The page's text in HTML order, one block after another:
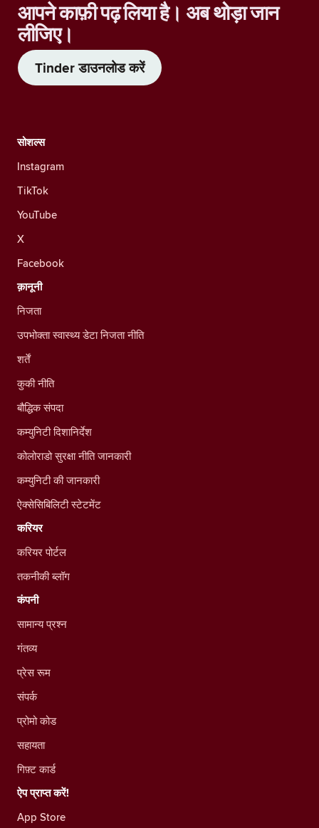
आपने काफ़ी पढ़ लिया है। अब थोड़ा जान
लीजिए।
Tinder डाउनलोड करें
सोशल्स
Instagram
TikTok
YouTube
X
Facebook
क़ानूनी
निजता
उपभोक्ता स्वास्थ्य डेटा निजता नीति
शर्तें
कुकी नीति
बौद्धिक संपदा
कम्युनिटी दिशानिर्देश
कोलोराडो सुरक्षा नीति जानकारी
कम्युनिटी की जानकारी
ऐक्सेसिबिलिटी स्टेटमेंट
करियर
करियर पोर्टल
तकनीकी ब्लॉग
कंपनी
सामान्य प्रश्न
गंतव्य
प्रेस रूम
संपर्क
प्रोमो कोड
सहायता
गिफ़्ट कार्ड
ऐप प्राप्त करें!
App Store